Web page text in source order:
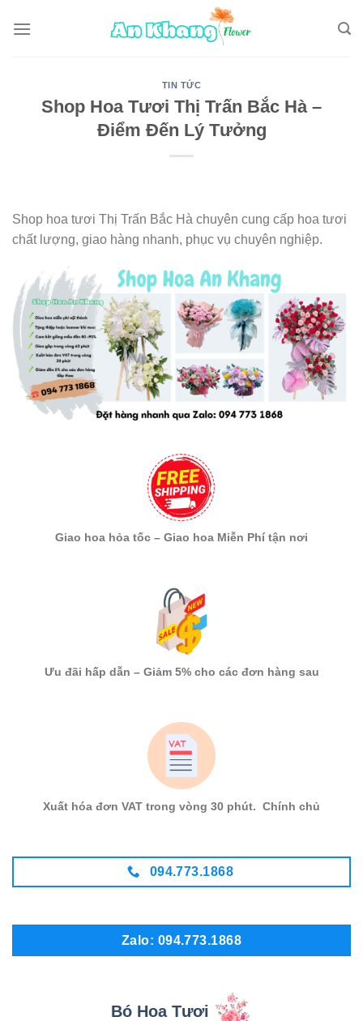
TIN TỨC
Shop Hoa Tươi Thị Trấn Bắc Hà –
Điểm Đến Lý Tưởng
Shop hoa tươi Thị Trấn Bắc Hà chuyên cung cấp hoa tươi
chất lượng, giao hàng nhanh, phục vụ chuyên nghiệp.
Giao hoa hỏa tốc – Giao hoa Miễn Phí tận nơi
Ưu đãi hấp dẫn – Giảm 5% cho các đơn hàng sau
Xuất hóa đơn VAT trong vòng 30 phút. Chính chủ
094.773.1868
Zalo: 094.773.1868
Bó Hoa Tươi